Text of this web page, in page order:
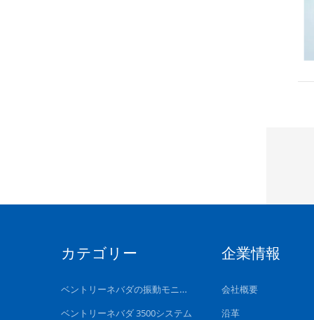
カテゴリー
ベントリーネバダの振動モニタリングシステム
ベントリーネバダ 3500システム
企業情報
会社概要
沿革